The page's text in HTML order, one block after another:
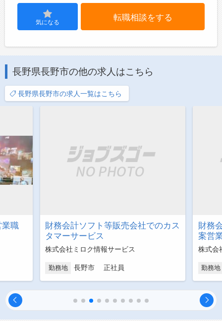
気になる 転職相談をする
長野県長野市の他の求人はこちら
長野県長野市の求人一覧はこちら
職
財務会計ソフト等販売会社でのカス
タマーサービス
株式会社ミロク情報サービス
勤務地 長野市 正社員
財務
案営
株式会
勤務地